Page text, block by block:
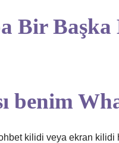
Bir
benim
kilidi veya ekran